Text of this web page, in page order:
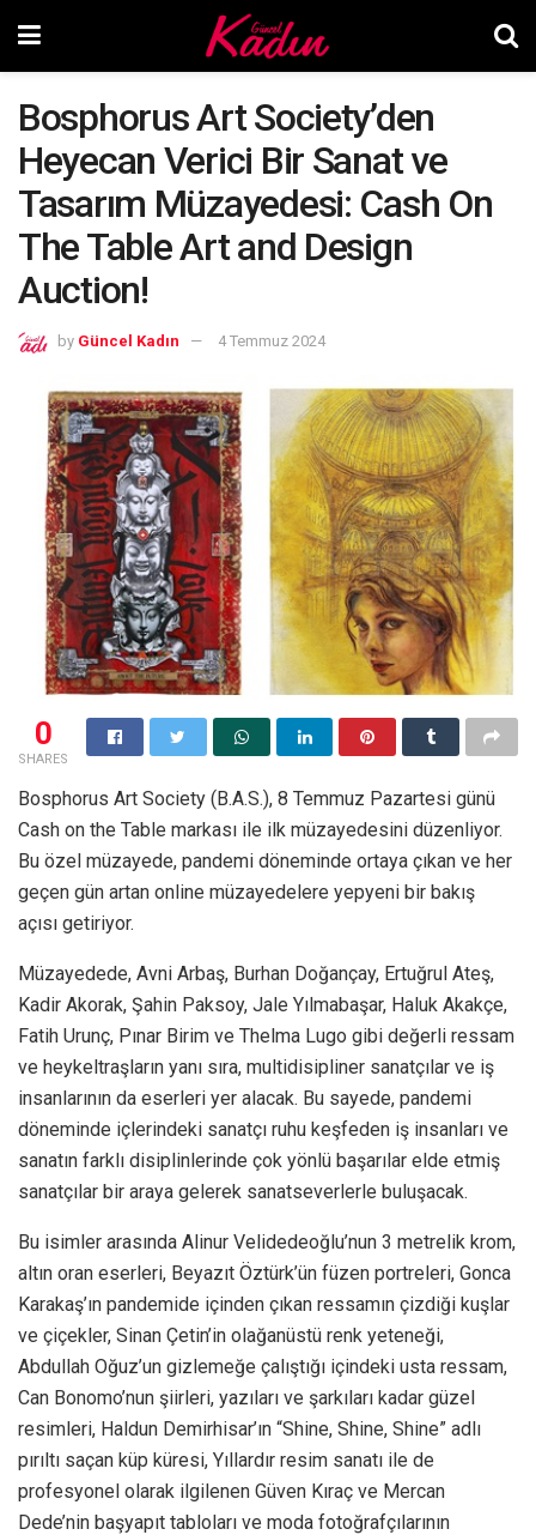
Bosphorus Art Society’den
Heyecan Verici Bir Sanat ve
Tasarım Müzayedesi: Cash On
The Table Art and Design
Auction!
by Güncel Kadın 4 Temmuz 2024
0
SHARES
Bosphorus Art Society (B.A.S.), 8 Temmuz Pazartesi günü
Cash on the Table markası ile ilk müzayedesini düzenliyor.
Bu özel müzayede, pandemi döneminde ortaya çıkan ve her
geçen gün artan online müzayedelere yepyeni bir bakış
açısı getiriyor.
Müzayedede, Avni Arbaş, Burhan Doğançay, Ertuğrul Ateş,
Kadir Akorak, Şahin Paksoy, Jale Yılmabaşar, Haluk Akakçe,
Fatih Urunç, Pınar Birim ve Thelma Lugo gibi değerli ressam
ve heykeltraşların yanı sıra, multidisipliner sanatçılar ve iş
insanlarının da eserleri yer alacak. Bu sayede, pandemi
döneminde içlerindeki sanatçı ruhu keşfeden iş insanları ve
sanatın farklı disiplinlerinde çok yönlü başarılar elde etmiş
sanatçılar bir araya gelerek sanatseverlerle buluşacak.
Bu isimler arasında Alinur Velidedeoğlu’nun 3 metrelik krom,
altın oran eserleri, Beyazıt Öztürk’ün füzen portreleri, Gonca
Karakaş’ın pandemide içinden çıkan ressamın çizdiği kuşlar
ve çiçekler, Sinan Çetin’in olağanüstü renk yeteneği,
Abdullah Oğuz’un gizlemeğe çalıştığı içindeki usta ressam,
Can Bonomo’nun şiirleri, yazıları ve şarkıları kadar güzel
resimleri, Haldun Demirhisar’ın “Shine, Shine, Shine” adlı
pırıltı saçan küp küresi, Yıllardır resim sanatı ile de
profesyonel olarak ilgilenen Güven Kıraç ve Mercan
Dede’nin başyapıt tabloları ve moda fotoğrafçılarının